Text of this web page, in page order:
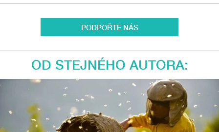
PODPOŘTE NÁS
OD STEJNÉHO AUTORA: